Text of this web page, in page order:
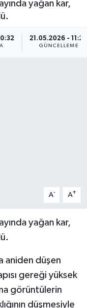
yağan kar,
21.05.2026 -
GÜNCELLEME
A- A+
yağan kar,
aniden düşen
gereği yüksek
görüntülerin
düşmesiyle